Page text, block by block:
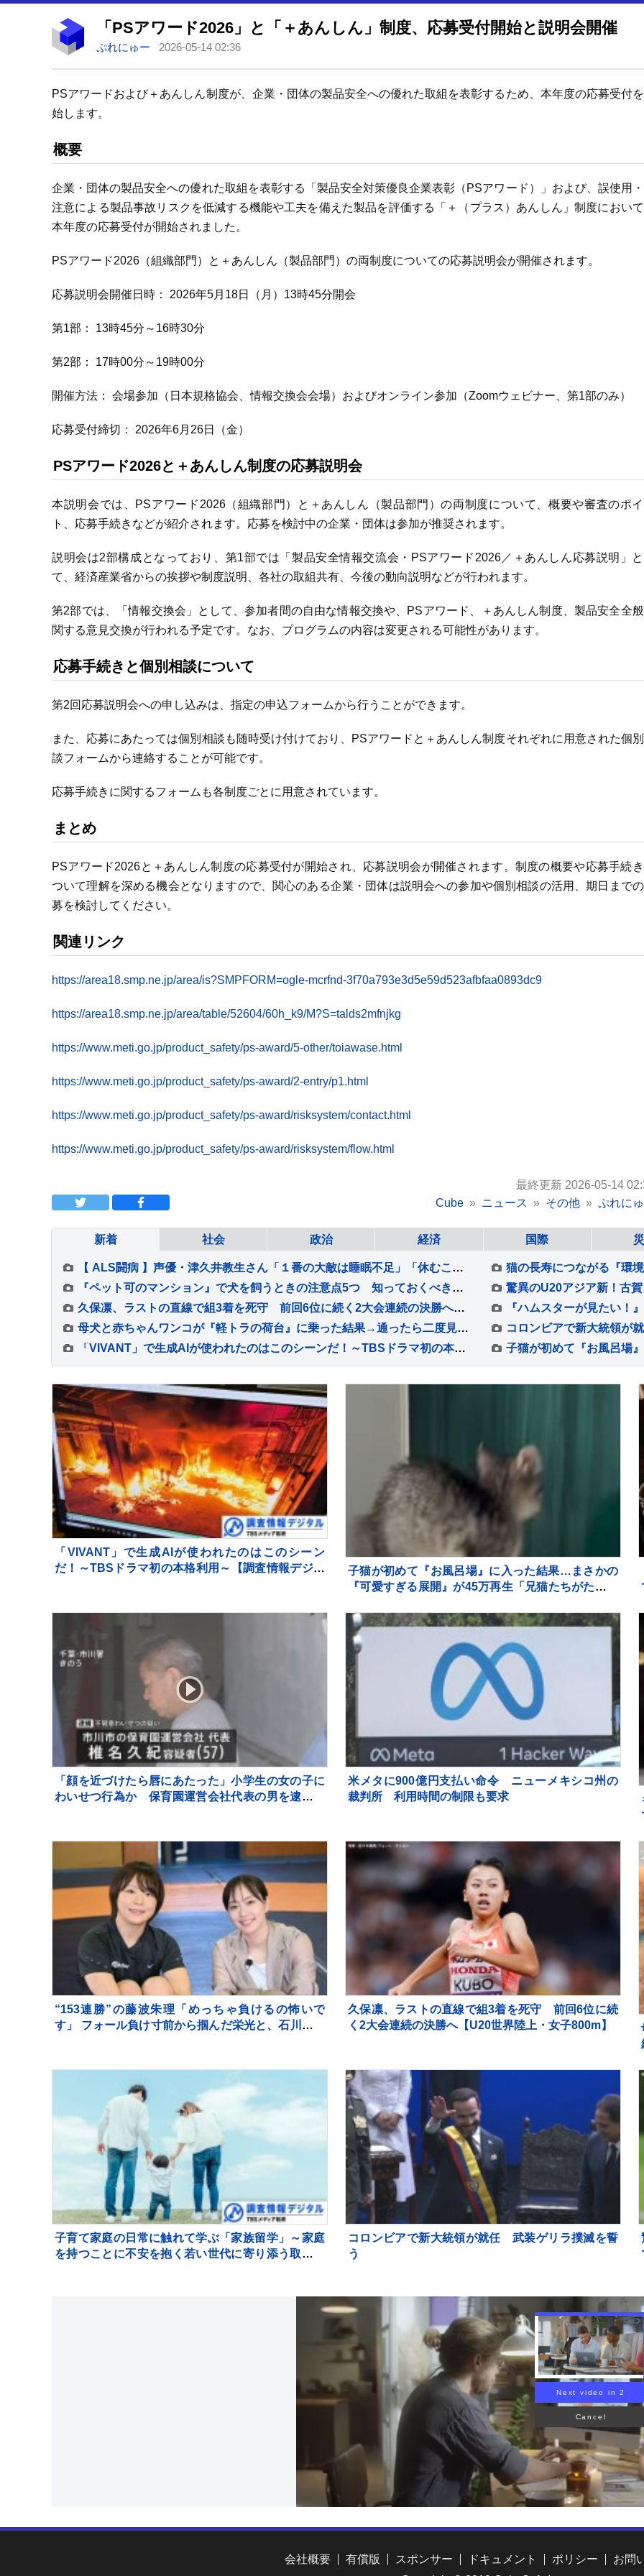
「PSアワード2026」と「＋あんしん」制度、応募受付開始と説明会開催
ぷれにゅー 2026-05-14 02:36
PSアワードおよび＋あんしん制度が、企業・団体の製品安全への優れた取組を表彰するため、本年度の応募受付
始します。
概要
企業・団体の製品安全への優れた取組を表彰する「製品安全対策優良企業表彰（PSアワード）」および、誤使用
注意による製品事故リスクを低減する機能や工夫を備えた製品を評価する「＋（プラス）あんしん」制度において
本年度の応募受付が開始されました。
PSアワード2026（組織部門）と＋あんしん（製品部門）の両制度についての応募説明会が開催されます。
応募説明会開催日時： 2026年5月18日（月）13時45分開会
第1部： 13時45分～16時30分
第2部： 17時00分～19時00分
開催方法： 会場参加（日本規格協会、情報交換会会場）およびオンライン参加（Zoomウェビナー、第1部のみ）
応募受付締切： 2026年6月26日（金）
PSアワード2026と＋あんしん制度の応募説明会
本説明会では、PSアワード2026（組織部門）と＋あんしん（製品部門）の両制度について、概要や審査のポ
ト、応募手続きなどが紹介されます。応募を検討中の企業・団体は参加が推奨されます。
説明会は2部構成となっており、第1部では「製品安全情報交流会・PSアワード2026／＋あんしん応募説明」
て、経済産業省からの挨拶や制度説明、各社の取組共有、今後の動向説明などが行われます。
第2部では、「情報交換会」として、参加者間の自由な情報交換や、PSアワード、＋あんしん制度、製品安全全
関する意見交換が行われる予定です。なお、プログラムの内容は変更される可能性があります。
応募手続きと個別相談について
第2回応募説明会への申し込みは、指定の申込フォームから行うことができます。
また、応募にあたっては個別相談も随時受け付けており、PSアワードと＋あんしん制度それぞれに用意された個
談フォームから連絡することが可能です。
応募手続きに関するフォームも各制度ごとに用意されています。
まとめ
PSアワード2026と＋あんしん制度の応募受付が開始され、応募説明会が開催されます。制度の概要や応募手続
ついて理解を深める機会となりますので、関心のある企業・団体は説明会への参加や個別相談の活用、期日まで
募を検討してください。
関連リンク
https://area18.smp.ne.jp/area/is?SMPFORM=ogle-mcrfnd-3f70a793e3d5e59d523afbfaa0893dc9
https://area18.smp.ne.jp/area/table/52604/60h_k9/M?S=talds2mfnjkg
https://www.meti.go.jp/product_safety/ps-award/5-other/toiawase.html
https://www.meti.go.jp/product_safety/ps-award/2-entry/p1.html
https://www.meti.go.jp/product_safety/ps-award/risksystem/contact.html
https://www.meti.go.jp/product_safety/ps-award/risksystem/flow.html
最終更新 2026-05-14
Cube
ニュース その他 ぷれに
新着 社会 政治 経済 国際
【 ALS闘病 】声優・津久井教生さん「１番の大敵は睡眠不足」「休むことも治療なのですね～♪（＾Ｏ＾）」【ニャンちゅう】
『ペット可のマンション』で犬を飼うときの注意点5つ 知っておくべきルールとは？
久保凛、ラストの直線で組3着を死守 前回6位に続く2大会連続の決勝へ【U20世界陸上・女子800m】
母犬と赤ちゃんワンコが『軽トラの荷台』に乗った結果→通ったら二度見する『尊すぎる警備』が217万再生「可愛いの渋滞」「たまらない景色」
コロンビアで新大統領が
「VIVANT」で生成AIが使われたのはこのシーンだ！～TBSドラマ初の本格利用～【調査情報デジタル】
「VIVANT」で生成AIが使われたのはこのシーン
だ！～TBSドラマ初の本格利用～【調査情報デジタ
子猫が初めて『お風呂場』に入った結果…まさかの
『可愛すぎる展開』が45万再生「兄猫たちがたまら
「顔を近づけたら唇にあたった」小学生の女の子に
わいせつ行為か 保育園運営会社代表の男を逮捕
米メタに900億円支払い命令 ニューメキシコ州の
裁判所 利用時間の制限も要求
“153連勝”の藤波朱理「めっちゃ負けるの怖いで
す」 フォール負け寸前から掴んだ栄光と、石川佳純
久保凛、ラストの直線で組3着を死守 前回6位に続
く2大会連続の決勝へ【U20世界陸上・女子800m】
子育て家庭の日常に触れて学ぶ「家族留学」～家庭
を持つことに不安を抱く若い世代に寄り添う取り組
コロンビアで新大統領が就任 武装ゲリラ撲滅を誓
う
Next video in 1
Cancel
会社概要 有償版 スポンサー ドキュメント ポリシー
お問